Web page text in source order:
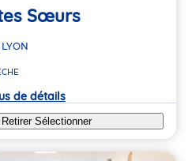
Sœurs
LYON
de détails
Retirer Sélectionner